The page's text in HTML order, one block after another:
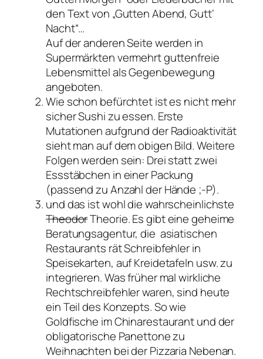
den Text von „Gutten Abend, Gutt‘
Nacht“…
Auf der anderen Seite werden in
Supermärkten vermehrt guttenfreie
Lebensmittel als Gegenbewegung
angeboten.
Wie schon befürchtet ist es nicht mehr
sicher Sushi zu essen. Erste
Mutationen aufgrund der Radioaktivität
sieht man auf dem obigen Bild. Weitere
Folgen werden sein: Drei statt zwei
Essstäbchen in einer Packung
(passend zu Anzahl der Hände ;-P).
und das ist wohl die wahrscheinlichste
TheodorTheorie. Es gibt eine geheime
Beratungsagentur, die asiatischen
Restaurants rät Schreibfehler in
Speisekarten, auf Kreidetafeln usw. zu
integrieren. Was früher mal wirkliche
Rechtschreibfehler waren, sind heute
ein Teil des Konzepts. So wie
Goldfische im Chinarestaurant und der
obligatorische Panettone zu
Weihnachten bei der Pizzaria Nebenan.